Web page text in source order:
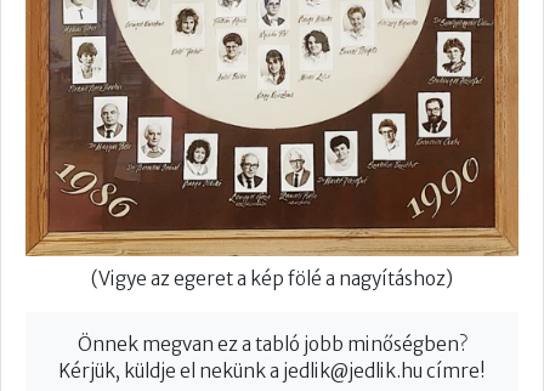
(Vigye az egeret a kép fölé a nagyításhoz)
Önnek megvan ez a tabló jobb minőségben?
Kérjük, küldje el nekünk a jedlik@jedlik.hu címre!